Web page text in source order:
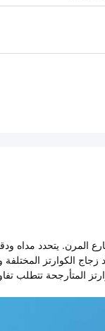
المرن. يتحدد مداه
زجاج الكوارتز
المتأرجحة تتطلب